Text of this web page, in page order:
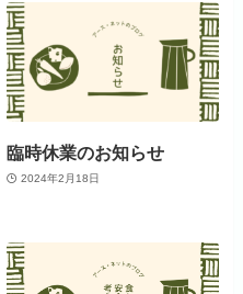
臨時休業のお知らせ
2024年2月18日